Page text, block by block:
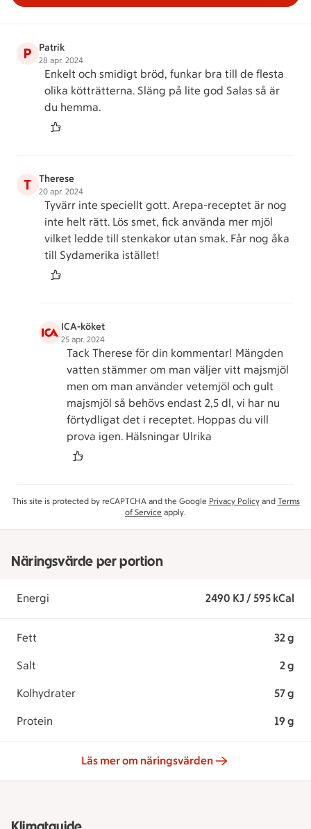
P Patrik
28 apr. 2024
Enkelt och smidigt bröd, funkar bra till de flesta
olika kötträtterna. Släng på lite god Salas så är
du hemma.
T Therese
20 apr. 2024
Tyvärr inte speciellt gott. Arepa-receptet är nog
inte helt rätt. Lös smet, fick använda mer mjöl
vilket ledde till stenkakor utan smak. Får nog åka
till Sydamerika istället!
ICA-köket
25 apr. 2024
Tack Therese för din kommentar! Mängden
vatten stämmer om man väljer vitt majsmjöl
men om man använder vetemjöl och gult
majsmjöl så behövs endast 2,5 dl, vi har nu
förtydligat det i receptet. Hoppas du vill
prova igen. Hälsningar Ulrika
This site is protected by reCAPTCHA and the Google Privacy Policyand Terms
of Service apply.
Näringsvärde per portion
Energi 2490 KJ / 595 kCal
Fett 32 g
Salt 2 g
Kolhydrater 57 g
Protein 19 g
Läs mer om näringsvärden